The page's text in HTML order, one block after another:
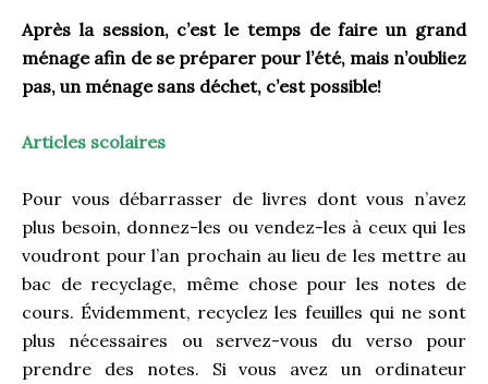
Après la session, c’est le temps de faire un grand
ménage afin de se préparer pour l’été, mais n’oubliez
pas, un ménage sans déchet, c’est possible!
Articles scolaires
Pour vous débarrasser de livres dont vous n’avez
plus besoin, donnez-les ou vendez-les à ceux qui les
voudront pour l’an prochain au lieu de les mettre au
bac de recyclage, même chose pour les notes de
cours. Évidemment, recyclez les feuilles qui ne sont
plus nécessaires ou servez-vous du verso pour
prendre des notes. Si vous avez un ordinateur